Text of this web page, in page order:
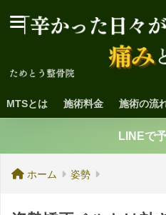
MTSとは 施術料金 施術の流
LINEで
ホーム 姿勢